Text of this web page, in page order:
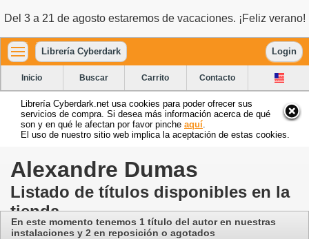
Del 3 a 21 de agosto estaremos de vacaciones. ¡Feliz verano!
Librería Cyberdark Login
Inicio Buscar Carrito Contacto
Librería Cyberdark.net usa cookies para poder ofrecer sus
servicios de compra. Si desea más información acerca de qué
son y en qué le afectan por favor pinche aquí
El uso de nuestro sitio web implica la aceptación de estas cookies.
Alexandre Dumas
Listado de títulos disponibles en la
tienda
En este momento tenemos 1 título del autoren nuestras
instalaciones y 2 en reposición o agotados